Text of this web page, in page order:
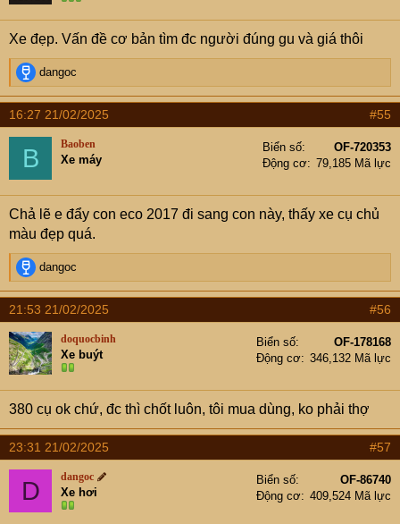
n
s
:
Xe đẹp. Vấn đề cơ bản tìm đc người đúng gu và giá thôi
R
e
a
t
n
s
:
dangoc
16:27 21/02/2025 #55
B Baoben
Xe máy
Biển số
OF-720353
Động cơ
79,185 Mã lực
Chả lẽ e đẩy con eco 2017 đi sang con này, thấy xe cụ chủ
màu đẹp quá.
R
e
a
c
t
i
o
n
s
:
dangoc
21:53 21/02/2025 #56
doquocbinh
Xe buýt
Biển số
OF-178168
Động cơ
346,132 Mã lực
380 cụ ok chứ, đc thì chốt luôn, tôi mua dùng, ko phải thợ
23:31 21/02/2025 #57
D dangoc
Xe hơi
Biển số
OF-86740
Động cơ
409,524 Mã lực